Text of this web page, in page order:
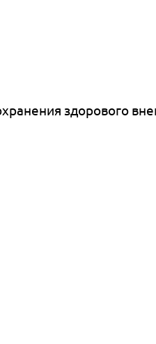
здорового